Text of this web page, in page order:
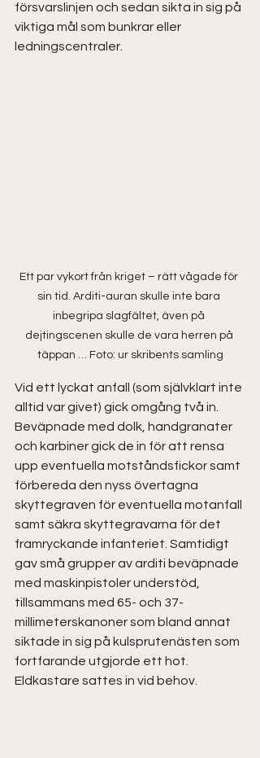
försvarslinjen och sedan sikta in sig på
viktiga mål som bunkrar eller
ledningscentraler.
Ett par vykort från kriget – rätt vågade för
sin tid. Arditi-auran skulle inte bara
inbegripa slagfältet, även på
dejtingscenen skulle de vara herren på
täppan … Foto: ur skribents samling
Vid ett lyckat anfall (som självklart inte
alltid var givet) gick omgång två in.
Beväpnade med dolk, handgranater
och karbiner gick de in för att rensa
upp eventuella motståndsfickor samt
förbereda den nyss övertagna
skyttegraven för eventuella motanfall
samt säkra skyttegravarna för det
framryckande infanteriet. Samtidigt
gav små grupper av arditi beväpnade
med maskinpistoler understöd,
tillsammans med 65- och 37-
millimeterskanoner som bland annat
siktade in sig på kulsprutenästen som
fortfarande utgjorde ett hot.
Eldkastare sattes in vid behov.